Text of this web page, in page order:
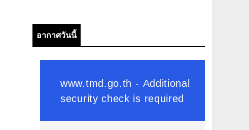
อากาศวันนี้